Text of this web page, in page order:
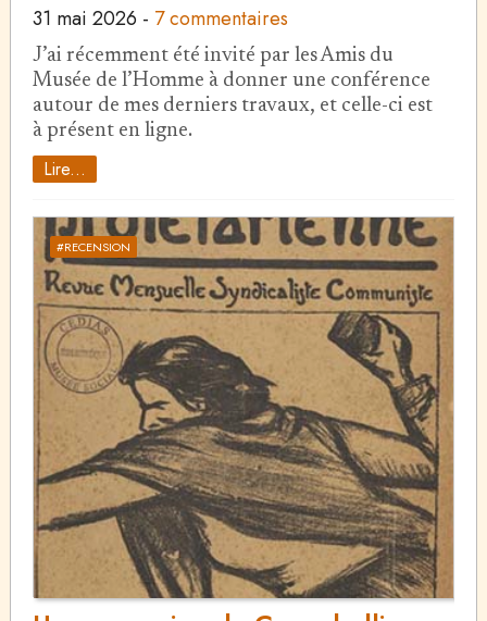
31 mai 2026 - 7 commentaires
J’ai récemment été invité par les Amis du
Musée de l’Homme à donner une conférence
autour de mes derniers travaux, et celle-ci est
à présent en ligne.
Lire...
#RECENSION